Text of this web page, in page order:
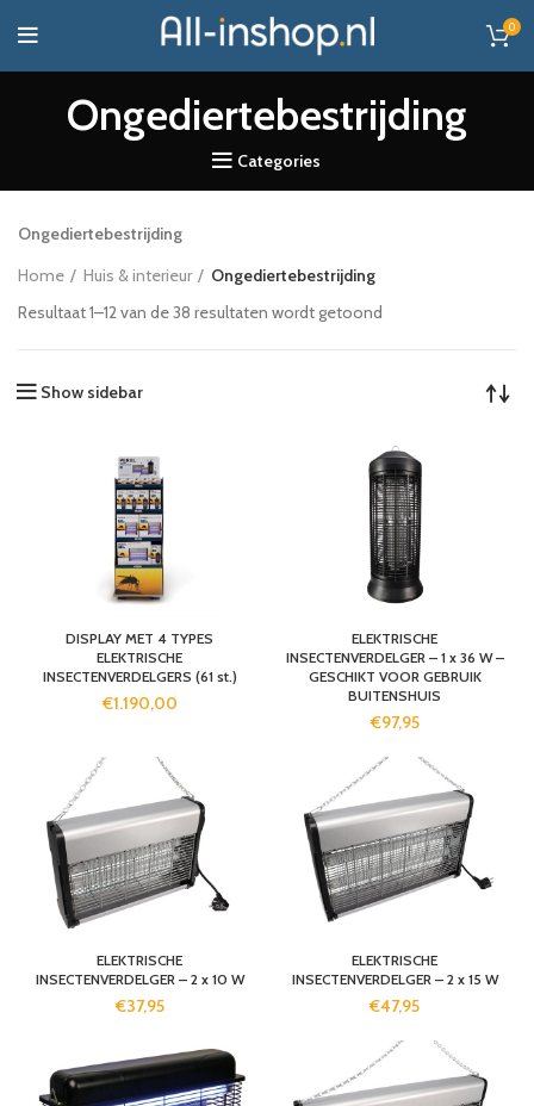
0
Ongediertebestrijding
Categories
Ongediertebestrijding
Home
Huis & interieur
Ongediertebestrijding
Resultaat 1–12 van de 38 resultaten wordt getoond
Show sidebar
DISPLAY MET 4 TYPES
ELEKTRISCHE
INSECTENVERDELGERS (61 st.)
€1.190,00
ELEKTRISCHE
INSECTENVERDELGER – 1 x 36 W –
GESCHIKT VOOR GEBRUIK
BUITENSHUIS
€97,95
ELEKTRISCHE
INSECTENVERDELGER – 2 x 10 W
€37,95
ELEKTRISCHE
INSECTENVERDELGER – 2 x 15 W
€47,95